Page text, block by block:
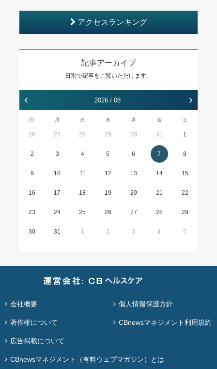
アクセスランキング
記事アーカイブ
日別で記事をご覧いただけます。
‹ 2026 / 08 ›
日 月 火 水 木 金 土
26 27 28 29 30 31 1
2 3 4 5 6 7 8
9 10 11 12 13 14 15
16 17 18 19 20 21 22
23 24 25 26 27 28 29
30 31 1 2 3 4 5
会社概要 個人情報保護方針
著作権について CBnewsマネジメント利用規約
広告掲載について
CBnewsマネジメント（有料ウェブマガジン）とは